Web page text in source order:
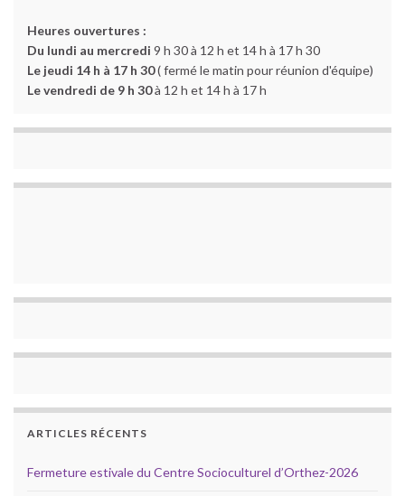
Heures ouvertures :
Du lundi au mercredi 9 h 30 à 12 h et 14 h à 17 h 30
Le jeudi 14 h à 17 h 30( fermé le matin pour réunion d'équipe)
Le vendredi de 9 h 30à 12 h et 14 h à 17 h
ARTICLES RÉCENTS
Fermeture estivale du Centre Socioculturel d’Orthez-2026